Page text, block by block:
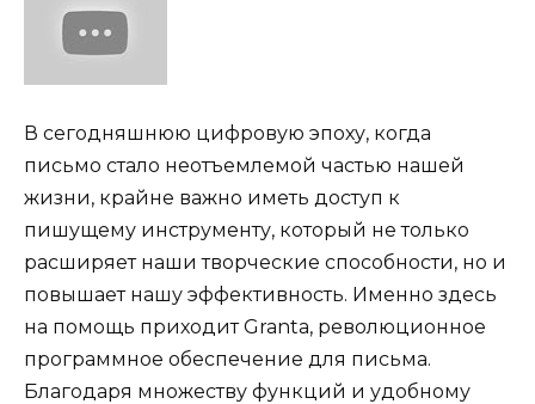
В сегодняшнюю цифровую эпоху, когда
письмо стало неотъемлемой частью нашей
жизни, крайне важно иметь доступ к
пишущему инструменту, который не только
расширяет наши творческие способности, но и
повышает нашу эффективность. Именно здесь
на помощь приходит Granta, революционное
программное обеспечение для письма.
Благодаря множеству функций и удобному